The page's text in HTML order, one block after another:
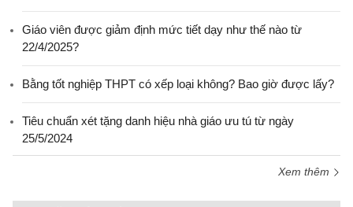
Giáo viên được giảm định mức tiết dạy như thế nào từ
22/4/2025?
Bằng tốt nghiệp THPT có xếp loại không? Bao giờ được lấy?
Tiêu chuẩn xét tặng danh hiệu nhà giáo ưu tú từ ngày
25/5/2024
Xem thêm